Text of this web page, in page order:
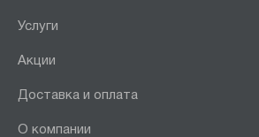
Услуги
Акции
Доставка и оплата
О компании